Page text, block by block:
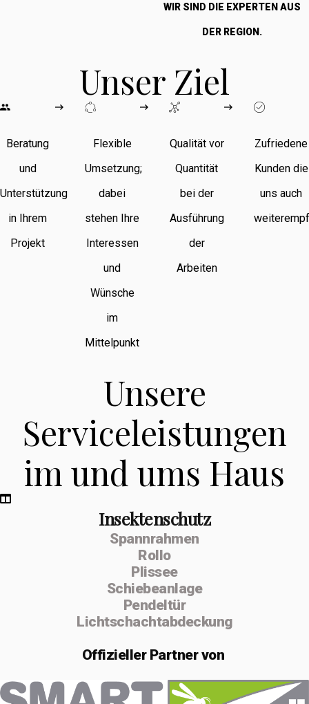
WIR SIND DIE EXPERTEN AUS
DER REGION.
Unser Ziel
Beratung
und
Unterstützung
in Ihrem
Projekt
Flexible
Umsetzung;
dabei
stehen Ihre
Interessen
und
Wünsche
im
Mittelpunkt
Qualität vor
Quantität
bei der
Ausführung
der
Arbeiten
Zufriedene
Kunden die
uns auch
Unsere
Serviceleistungen
im und ums Haus
Insektenschutz
Spannrahmen
Rollo
Plissee
Schiebeanlage
Pendeltür
Lichtschachtabdeckung
OffiziellerPartner von